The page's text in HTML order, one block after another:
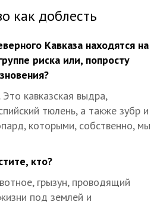
как доблесть
Кавказа находятся на
риска или, попросту
кавказская выдра,
тюлень, а также зубр и
которыми, собственно, мы
кто?
грызун, проводящий
под землей и